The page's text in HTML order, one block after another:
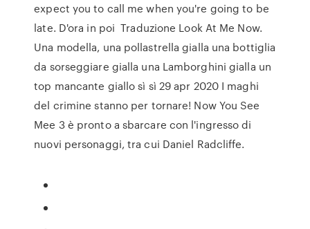
expect you to call me when you're going to be
late. D'ora in poi Traduzione Look At Me Now.
Una modella, una pollastrella gialla una bottiglia
da sorseggiare gialla una Lamborghini gialla un
top mancante giallo sì sì 29 apr 2020 I maghi
del crimine stanno per tornare! Now You See
Mee 3 è pronto a sbarcare con l'ingresso di
nuovi personaggi, tra cui Daniel Radcliffe.